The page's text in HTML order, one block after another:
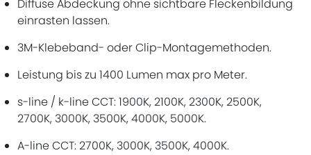
Diffuse Abdeckung ohne sichtbare Fleckenbildung
einrasten lassen.
3M-Klebeband- oder Clip-Montagemethoden.
Leistung bis zu 1400 Lumen max pro Meter.
s-line / k-line CCT: 1900K, 2100K, 2300K, 2500K,
2700K, 3000K, 3500K, 4000K, 5000K.
A-line CCT: 2700K, 3000K, 3500K, 4000K.